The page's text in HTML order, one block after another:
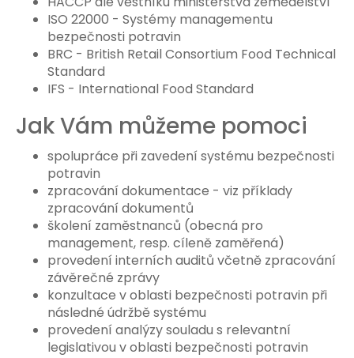
ISO 22000 - Systémy managementu
bezpečnosti potravin
BRC - British Retail Consortium Food Technical
Standard
IFS - International Food Standard
Jak Vám můžeme pomoci
spolupráce při zavedení systému bezpečnosti
potravin
zpracování dokumentace - viz příklady
zpracování dokumentů
školení zaměstnanců (obecná pro
management, resp. cíleně zaměřená)
provedení interních auditů včetně zpracování
závěrečné zprávy
konzultace v oblasti bezpečnosti potravin při
následné údržbě systému
provedení analýzy souladu s relevantní
legislativou v oblasti bezpečnosti potravin